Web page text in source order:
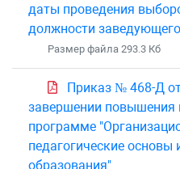
даты проведения
должности
Размер файла 293.3 Кб
Приказ № 468-Д
завершении повышения
программе
педагогические
образования"